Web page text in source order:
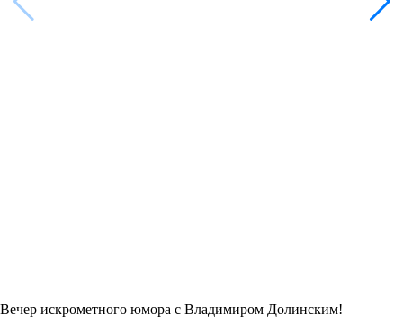
Вечер искрометного юмора с Владимиром Долинским!